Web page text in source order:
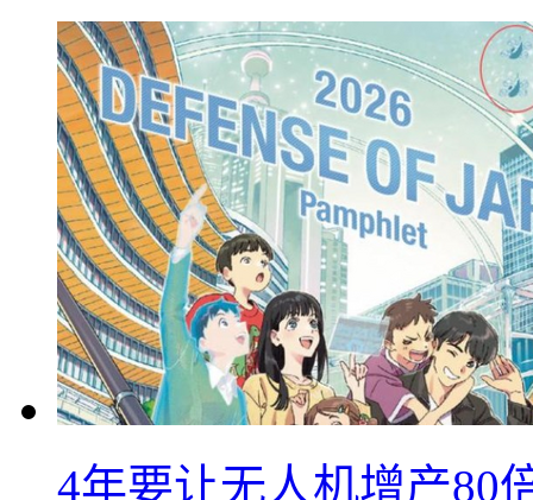
4年要让无人机增产80